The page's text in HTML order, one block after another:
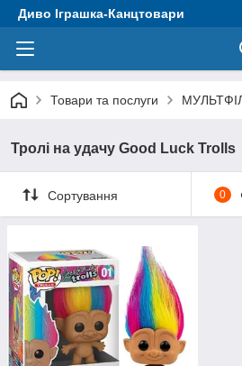
Диво Іграшка-Канцтовари
Товари та послуги
Тролі на удачу Good Luck Trolls
Сортування 0